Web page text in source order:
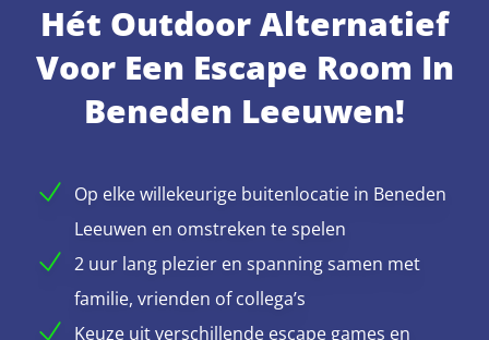
Hét Outdoor Alternatief
Voor Een Escape Room In
Beneden Leeuwen!
Op elke willekeurige buitenlocatie in Beneden
Leeuwen en omstreken te spelen
2 uur lang plezier en spanning samen met
familie, vrienden of collega’s
Keuze uit verschillende escape games en